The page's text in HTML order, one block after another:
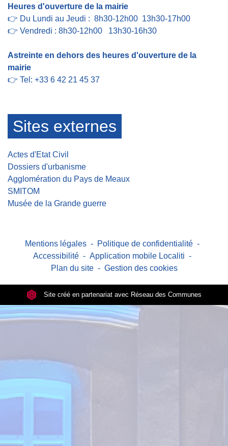
Heures d'ouverture de la mairie
👉 Du Lundi au Jeudi : 8h30-12h00 13h30-17h00
👉 Vendredi : 8h30-12h00 13h30-16h30
Astreinte en dehors des heures d'ouverture de la
mairie
👉 Tel: +33 6 42 21 45 37
Sites externes
Actes d'Etat Civil
Dossiers d'urbanisme
Agglomération du Pays de Meaux
SMITOM
Musée de la Grande guerre
Mentions légales - Politique de confidentialité -
Accessibilité - Application mobile Localiti -
Plan du site - Gestion des cookies
Site créé en partenariat avec Réseau des Communes